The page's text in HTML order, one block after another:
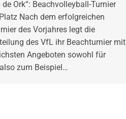
de Ork“: Beachvolleyball-Turnier
Nach dem erfolgreichen
des Vorjahres legt die
des VfL ihr Beachturnier mit
Angeboten sowohl für
zum Beispiel…